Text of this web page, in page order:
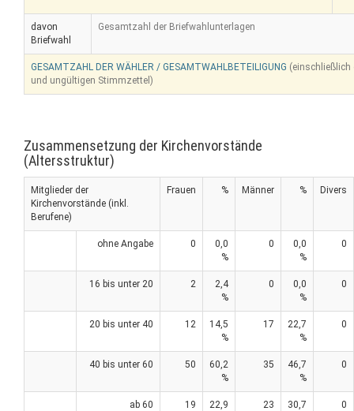
davon
Briefwahl
Gesamtzahl der Briefwahlunterlagen
GESAMTZAHL DER WÄHLER / GESAMTWAHLBETEILIGUNG (einschließlich
und ungültigen Stimmzettel)
Zusammensetzung der Kirchenvorstände
(Altersstruktur)
Mitglieder der
Kirchenvorstände (inkl.
Berufene)
Frauen % Männer % Divers
ohne Angabe 0
0,0
%
0
0,0
%
0
16 bis unter 20 2
2,4
%
0
0,0
%
0
20 bis unter 40 12
14,5
%
17
22,7
%
0
40 bis unter 60 50
60,2
%
35
46,7
%
0
ab 60 19
22,9
23
30,7
0